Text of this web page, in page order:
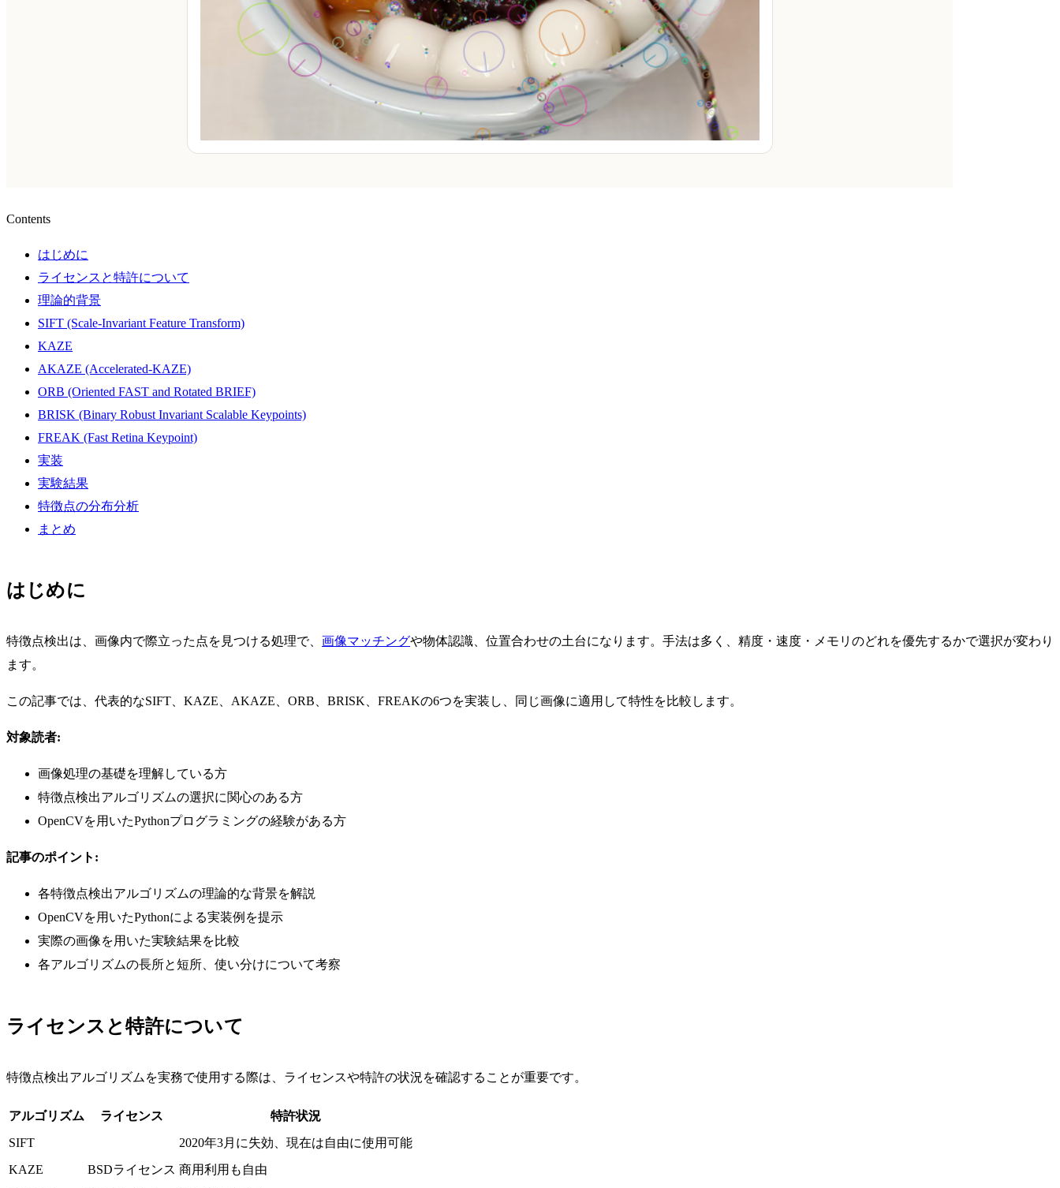
Contents
はじめに
ライセンスと特許について
理論的背景
SIFT (Scale-Invariant Feature Transform)
KAZE
AKAZE (Accelerated-KAZE)
ORB (Oriented FAST and Rotated BRIEF)
BRISK (Binary Robust Invariant Scalable Keypoints)
FREAK (Fast Retina Keypoint)
実装
実験結果
特徴点の分布分析
まとめ
はじめに
特徴点検出は、画像内で際立った点を見つける処理で、 画像マッチングや物体認識、位置合わせの土台になります。手法は多く、精度・速度・メモリのどれを優先するかで選択が変わり
ます。
この記事では、代表的なSIFT、KAZE、AKAZE、ORB、BRISK、FREAKの6つを実装し、同じ画像に適用して特性を比較します。
対象読者:
画像処理の基礎を理解している方
特徴点検出アルゴリズムの選択に関心のある方
OpenCVを用いたPythonプログラミングの経験がある方
記事のポイント:
各特徴点検出アルゴリズムの理論的な背景を解説
OpenCVを用いたPythonによる実装例を提示
実際の画像を用いた実験結果を比較
各アルゴリズムの長所と短所、使い分けについて考察
ライセンスと特許について
特徴点検出アルゴリズムを実務で使用する際は、ライセンスや特許の状況を確認することが重要です。
アルゴリズム ライセンス
特許状況
SIFT
2020年3月に失効、現在は自由に使用可能
KAZE
BSDライセンス 商用利用も自由